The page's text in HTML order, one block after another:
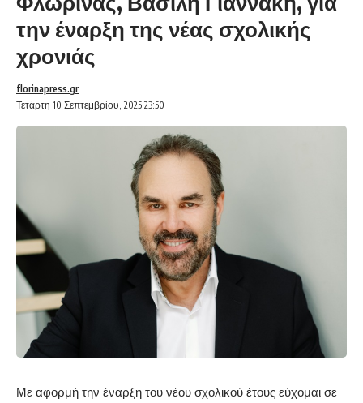
την έναρξη της νέας σχολικής
χρονιάς
Τετάρτη 10 Σεπτεμβρίου, 2025 23:50
florinapress.gr
Με αφορμή την έναρξη του νέου σχολικού έτους εύχομαι σε